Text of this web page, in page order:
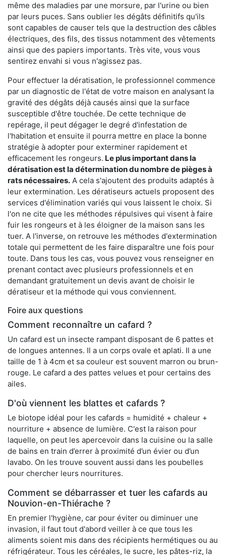
même des maladies par une morsure, par l'urine ou bien
par leurs puces. Sans oublier les dégâts définitifs qu'ils
sont capables de causer tels que la destruction des câbles
électriques, des fils, des tissus notamment des vêtements
ainsi que des papiers importants. Très vite, vous vous
sentirez envahi si vous n'agissez pas.
Pour effectuer la dératisation, le professionnel commence
par un diagnostic de l'état de votre maison en analysant la
gravité des dégâts déjà causés ainsi que la surface
susceptible d'être touchée. De cette technique de
repérage, il peut dégager le degré d'infestation de
l'habitation et ensuite il pourra mettre en place la bonne
stratégie à adopter pour exterminer rapidement et
efficacement les rongeurs. Le plus important dans la
dératisation est la détermination du nombre de pièges à
rats nécessaires. A cela s'ajoutent des produits adaptés à
leur extermination. Les dératiseurs actuels proposent des
services d'élimination variés qui vous laissent le choix. Si
l'on ne cite que les méthodes répulsives qui visent à faire
fuir les rongeurs et à les éloigner de la maison sans les
tuer. A l'inverse, on retrouve les méthodes d'extermination
totale qui permettent de les faire disparaître une fois pour
toute. Dans tous les cas, vous pouvez vous renseigner en
prenant contact avec plusieurs professionnels et en
demandant gratuitement un devis avant de choisir le
dératiseur et la méthode qui vous conviennent.
Foire aux questions
Comment reconnaître un cafard ?
Un cafard est un insecte rampant disposant de 6 pattes et
de longues antennes. Il a un corps ovale et aplati. Il a une
taille de 1 à 4cm et sa couleur est souvent marron ou brun-
rouge. Le cafard a des pattes velues et pour certains des
ailes.
D'où viennent les blattes et cafards ?
Le biotope idéal pour les cafards = humidité + chaleur +
nourriture + absence de lumière. C'est la raison pour
laquelle, on peut les apercevoir dans la cuisine ou la salle
de bains en train d’errer à proximité d’un évier ou d’un
lavabo. On les trouve souvent aussi dans les poubelles
pour chercher leurs nourritures.
Comment se débarrasser et tuer les cafards au
Nouvion-en-Thiérache ?
En premier l'hygiène, car pour éviter ou diminuer une
invasion, il faut tout d'abord veiller à ce que tous les
aliments soient mis dans des récipients hermétiques ou au
réfrigérateur. Tous les céréales, le sucre, les pâtes-riz, la